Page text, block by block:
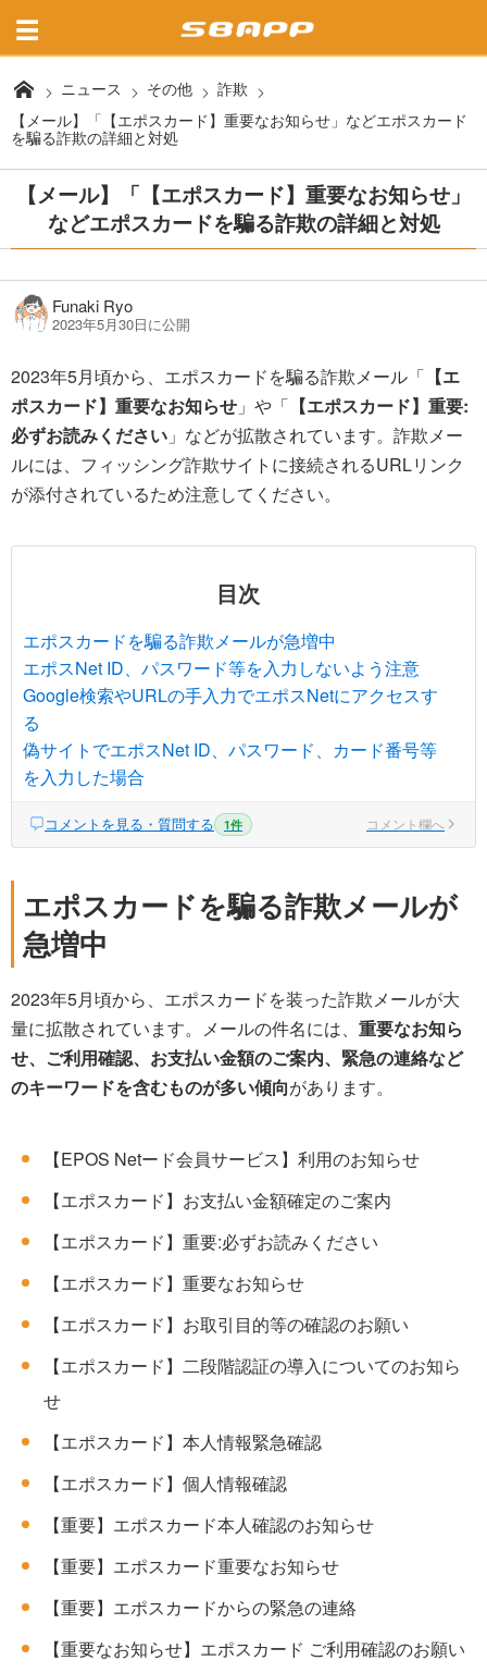
ニュース その他
詐欺
【メール】「【エポスカード】重要なお知らせ」などエポスカード
を騙る詐欺の詳細と対処
【メール】「【エポスカード】重要なお知らせ」
などエポスカードを騙る詐欺の詳細と対処
Funaki Ryo
2023年5月30日に公開
2023年5月頃から、エポスカードを騙る詐欺メール「 【エ
ポスカード】重要なお知らせ 」や「 【エポスカード】重要:
必ずお読みください 」などが拡散されています。詐欺メー
ルには、フィッシング詐欺サイトに接続されるURLリンク
が添付されているため注意してください。
目次
エポスカードを騙る詐欺メールが急増中
エポスNet ID、パスワード等を入力しないよう注意
Google検索やURLの手入力でエポスNetにアクセスす
る
偽サイトでエポスNet ID、パスワード、カード番号等
を入力した場合
コメントを見る・質問する 1件 コメント欄へ
エポスカードを騙る詐欺メールが
急増中
2023年5月頃から、エポスカードを装った詐欺メールが大
量に拡散されています。メールの件名には、 重要なお知ら
せ、ご利用確認、お支払い金額のご案内、緊急の連絡など
のキーワードを含むものが多い傾向があります。
【EPOS Netード会員サービス】利用のお知らせ
【エポスカード】お支払い金額確定のご案内
【エポスカード】重要:必ずお読みください
【エポスカード】重要なお知らせ
【エポスカード】お取引目的等の確認のお願い
【エポスカード】二段階認証の導入についてのお知ら
せ
【エポスカード】本人情報緊急確認
【エポスカード】個人情報確認
【重要】エポスカード本人確認のお知らせ
【重要】エポスカード重要なお知らせ
【重要】エポスカードからの緊急の連絡
【重要なお知らせ】エポスカード ご利用確認のお願い